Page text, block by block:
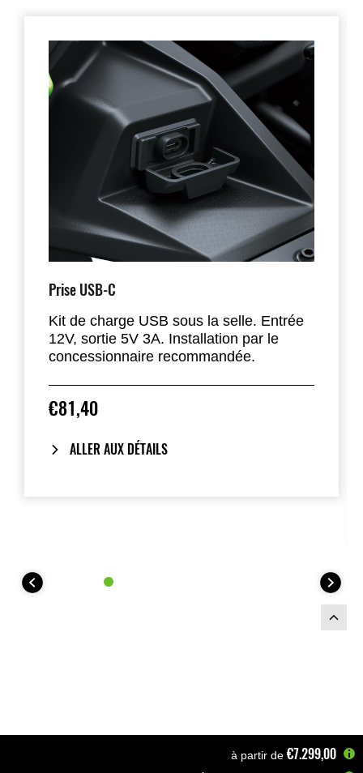
Prise USB-C
Kit de charge USB sous la selle. Entrée
12V, sortie 5V 3A. Installation par le
concessionnaire recommandée.
€81,40
ALLER AUX DÉTAILS
à partir de €7.299,00